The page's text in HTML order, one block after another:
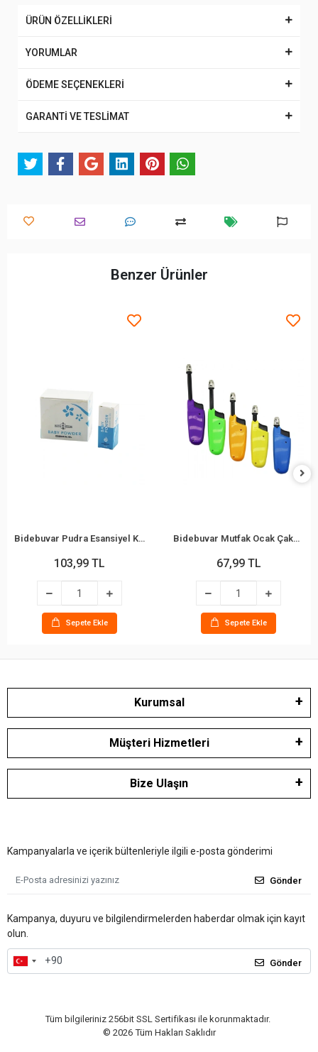
ÜRÜN ÖZELLİKLERİ
YORUMLAR
ÖDEME SEÇENEKLERİ
GARANTİ VE TESLİMAT
Benzer Ürünler
Bidebuvar Pudra Esansiyel Koku - 10 ml - Esans Yağ
103,99 TL
Sepete Ekle
Bidebuvar Mutfak Ocak Çakmağı - Teleskopik Başlık - Renkli
67,99 TL
Sepete Ekle
Kurumsal
Müşteri Hizmetleri
Bize Ulaşın
Kampanyalarla ve içerik bültenleriyle ilgili e-posta gönderimi
Gönder
Kampanya, duyuru ve bilgilendirmelerden haberdar olmak için kayıt
olun.
Gönder
Tüm bilgileriniz 256bit SSL Sertifikası ile korunmaktadır.
© 2026 Tüm Hakları Saklıdır